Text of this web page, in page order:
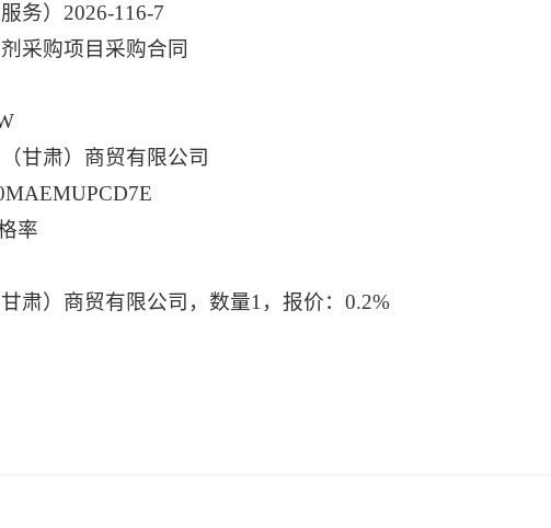
务）2026-116-7
采购项目采购合同
甘肃）商贸有限公司
率
肃）商贸有限公司，数量1，报价：0.2%